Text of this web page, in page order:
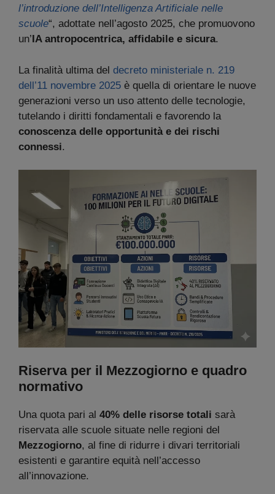
l’introduzione dell’Intelligenza Artificiale nelle
scuole“, adottate nell’agosto 2025, che promuovono
un’ IA antropocentrica, affidabile e sicura.
La finalità ultima del decreto ministeriale n. 219
dell’11 novembre 2025 è quella di orientare le nuove
generazioni verso un uso attento delle tecnologie,
tutelando i diritti fondamentali e favorendo la
conoscenza delle opportunità e dei rischi
connessi.
Riserva per il Mezzogiorno e quadro
normativo
Una quota pari al 40% delle risorse totali sarà
riservata alle scuole situate nelle regioni del
Mezzogiorno, al fine di ridurre i divari territoriali
esistenti e garantire equità nell’accesso
all’innovazione.